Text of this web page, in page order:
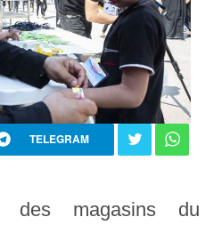
TELEGRAM
des magasins du